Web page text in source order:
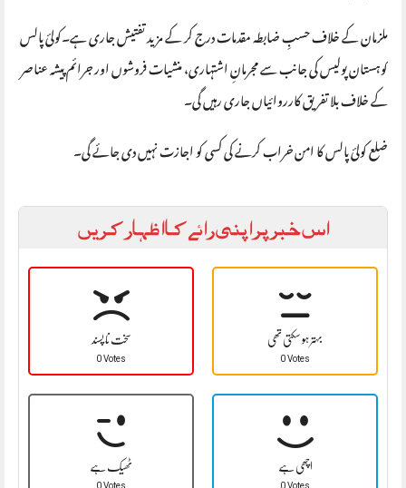
ملزمان کے خلاف حسبِ ضابطہ مقدمات درج کر کے مزید تفتیش جاری ہے۔کولئ پالس
کوہستان پولیس کی جانب سے مجرمانِ اشتہاری، منشیات فروشوں اور جرائم پیشہ عناصر
کے خلاف بلا تفریق کارروائیاں جاری رہیں گی۔
ضلع کولئ پالس کا امن خراب کرنے کی کسی کو اجازت نہیں دی جائے گی۔
اس خبر پر اپنی رائے کا اظہار کریں
سخت نا پسند
0 Votes
بہتر ہو سکتی تھی
0 Votes
ٹھیک ہے
0 Votes
اچھی ہے
0 Votes